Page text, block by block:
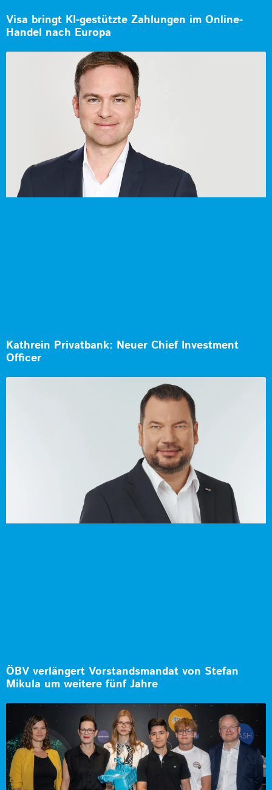
Visa bringt KI-gestützte Zahlungen im Online-
Handel nach Europa
Kathrein Privatbank: Neuer Chief Investment
Officer
ÖBV verlängert Vorstandsmandat von Stefan
Mikula um weitere fünf Jahre